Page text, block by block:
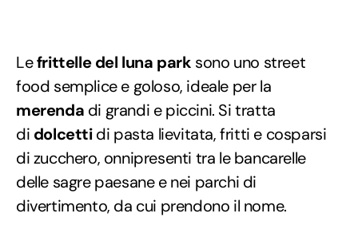
Lefrittelle del luna park sono uno street
food semplice e goloso, ideale per la
merenda di grandi e piccini. Si tratta
di dolcettidi pasta lievitata, fritti e cosparsi
di zucchero, onnipresenti tra le bancarelle
delle sagre paesane e nei parchi di
divertimento, da cui prendono il nome.